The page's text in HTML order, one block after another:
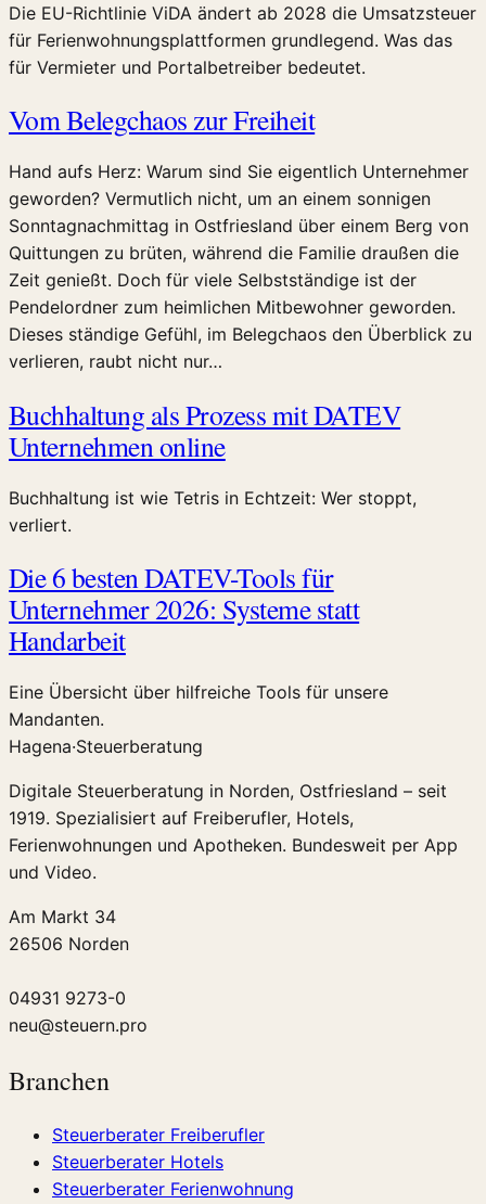
Die EU-Richtlinie ViDA ändert ab 2028 die Umsatzsteuer
für Ferienwohnungsplattformen grundlegend. Was das
für Vermieter und Portalbetreiber bedeutet.
Vom Belegchaos zur Freiheit
Hand aufs Herz: Warum sind Sie eigentlich Unternehmer
geworden? Vermutlich nicht, um an einem sonnigen
Sonntagnachmittag in Ostfriesland über einem Berg von
Quittungen zu brüten, während die Familie draußen die
Zeit genießt. Doch für viele Selbstständige ist der
Pendelordner zum heimlichen Mitbewohner geworden.
Dieses ständige Gefühl, im Belegchaos den Überblick zu
verlieren, raubt nicht nur…
Buchhaltung als Prozess mit DATEV
Unternehmen online
Buchhaltung ist wie Tetris in Echtzeit: Wer stoppt,
verliert.
Die 6 besten DATEV-Tools für
Unternehmer 2026: Systeme statt
Handarbeit
Eine Übersicht über hilfreiche Tools für unsere
Mandanten.
Hagena·Steuerberatung
Digitale Steuerberatung in Norden, Ostfriesland – seit
1919. Spezialisiert auf Freiberufler, Hotels,
Ferienwohnungen und Apotheken. Bundesweit per App
und Video.
Am Markt 34
26506 Norden
04931 9273-0
neu@steuern.pro
Branchen
Steuerberater Freiberufler
Steuerberater Hotels
Steuerberater Ferienwohnung